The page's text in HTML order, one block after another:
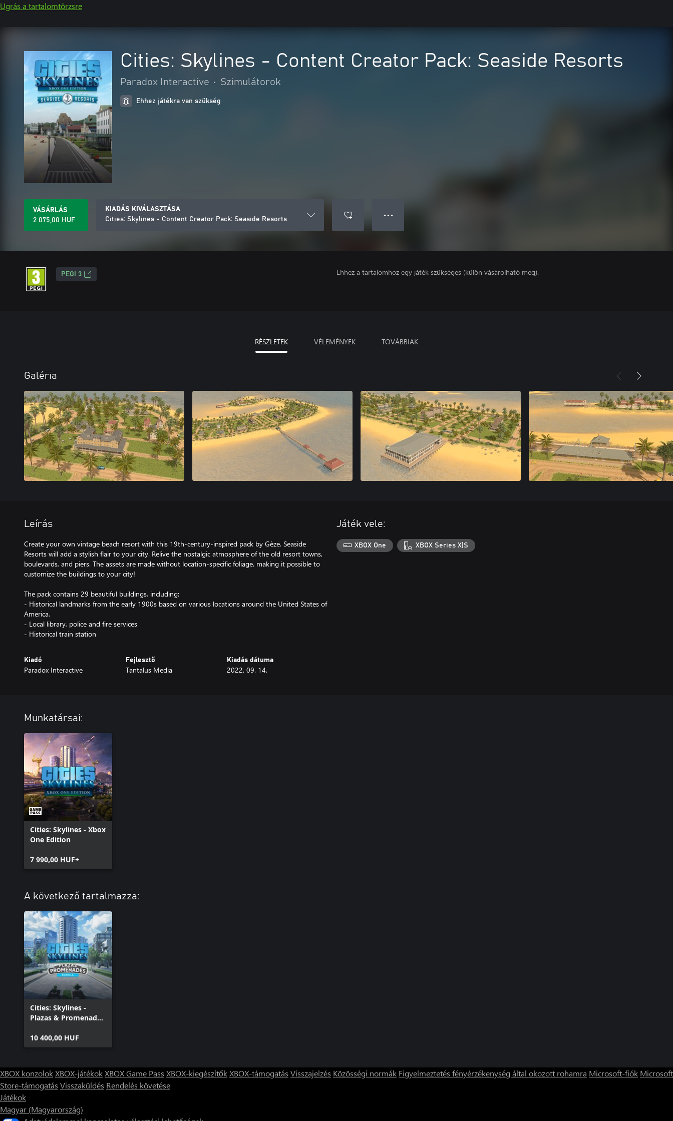
Ugrás a tartalomtörzsre
Cities: Skylines - Content Creator Pack: Seaside Resorts
Paradox Interactive • Szimulátorok
Ehhez játékra van szükség
VÁSÁRLÁS
2 075,00 HUF
KIADÁS KIVÁLASZTÁSA
Cities: Skylines - Content Creator Pack: Seaside Resorts
● ● ●
PEGI 3 Ehhez a tartalomhoz egy játék szükséges (külön vásárolható meg).
RÉSZLETEK VÉLEMÉNYEK TOVÁBBIAK
Galéria
Leírás
Create your own vintage beach resort with this 19th-century-inspired pack by Gèze. Seaside
Resorts will add a stylish flair to your city. Relive the nostalgic atmosphere of the old resort towns,
boulevards, and piers. The assets are made without location-specific foliage, making it possible to
customize the buildings to your city!
The pack contains 29 beautiful buildings, including:
- Historical landmarks from the early 1900s based on various locations around the United States of
America.
- Local library, police and fire services
- Historical train station
Kiadó
Paradox Interactive
Fejlesztő
Tantalus Media
Kiadás dátuma
2022. 09. 14.
Játék vele:
XBOX One XBOX Series X|S
Munkatársai:
Cities: Skylines - Xbox
One Edition
7 990,00 HUF+
A következő tartalmazza:
Cities: Skylines -
Plazas & Promenades
10 400,00 HUF
XBOX konzolokXBOX-játékokXBOX Game Pass XBOX-kiegészítőkXBOX-támogatás Visszajelzés Közösségi normák Figyelmeztetés fényérzékenység által okozott rohamra Microsoft-fiók Microsoft
Store-támogatás Visszaküldés Rendelés követése
Játékok
Magyar (Magyarország)